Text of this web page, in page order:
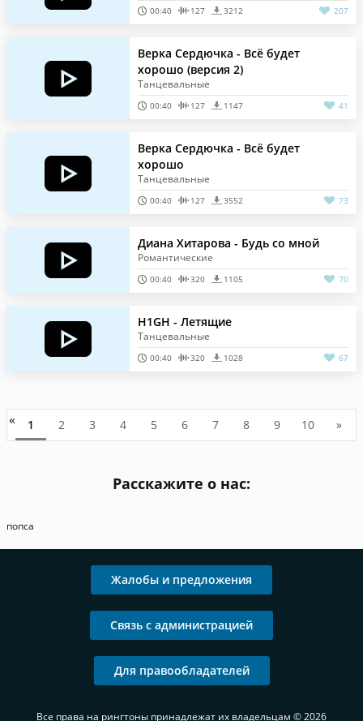
00:40 127 3212 207
Верка Сердючка - Всё будет
хорошо (версия 2)
Танцевальные
00:40 127 1147 41
Верка Сердючка - Всё будет
хорошо
Танцевальные
00:40 127 3552 73
Диана Хитарова - Будь со мной
Романтические
00:40 320 1105 70
H1GH - Летящие
Танцевальные
00:40 320 1028 67
« 1 2 3 4 5 6 7 8 9 10 »
Расскажите о нас:
попса
Жалобы и предложения
Связь с администрацией
Для правообладателей
Все права на рингтоны принадлежат их владельцам © 2026